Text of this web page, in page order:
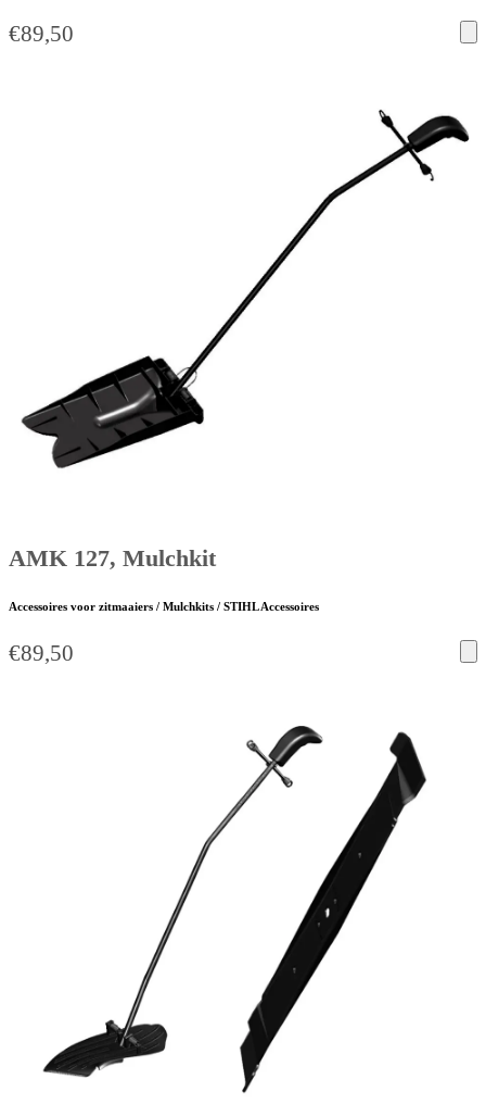
€89,50
AMK 127, Mulchkit
Accessoires voor zitmaaiers / Mulchkits / STIHL Accessoires
€89,50